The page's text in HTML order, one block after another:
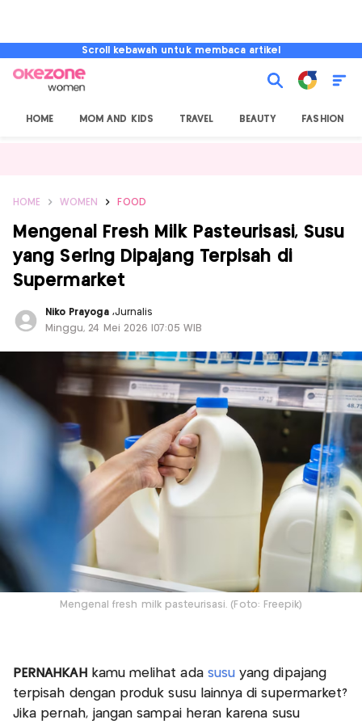
Scroll kebawah untuk membaca artikel
HOME MOM AND KIDS TRAVEL BEAUTY FASHION
HOME WOMEN FOOD
Mengenal Fresh Milk Pasteurisasi, Susu
yang Sering Dipajang Terpisah di
Supermarket
Niko Prayoga ,Jurnalis
Minggu, 24 Mei 2026 |07:05 WIB
Mengenal fresh milk pasteurisasi. (Foto: Freepik)
PERNAHKAH kamu melihat ada susu yang dipajang
terpisah dengan produk susu lainnya di supermarket?
Jika pernah, jangan sampai heran karena susu